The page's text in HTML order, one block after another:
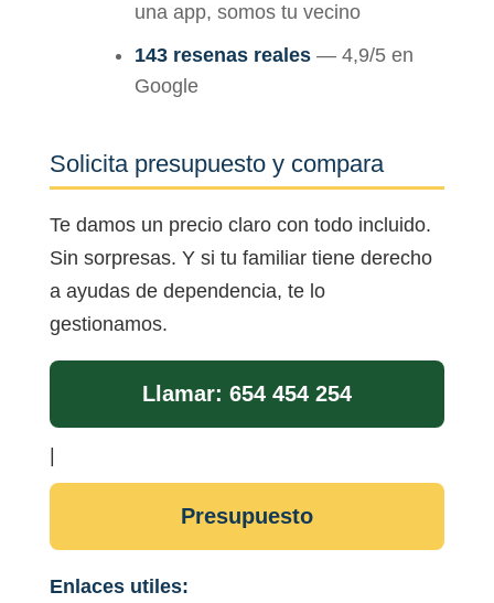
una app, somos tu vecino
143 resenas reales— 4,9/5 en
Google
Solicita presupuesto y compara
Te damos un precio claro con todo incluido.
Sin sorpresas. Y si tu familiar tiene derecho
a ayudas de dependencia, te lo
gestionamos.
Llamar: 654 454 254
|
Presupuesto
Enlaces utiles: